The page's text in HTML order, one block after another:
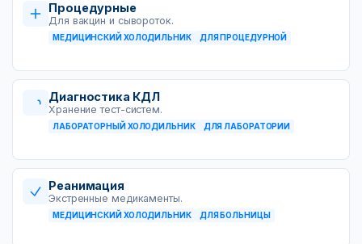
Процедурные
Для вакцин и сывороток.
МЕДИЦИНСКИЙ ХОЛОДИЛЬНИК ДЛЯ ПРОЦЕДУРНОЙ
Диагностика КДЛ
Хранение тест-систем.
ЛАБОРАТОРНЫЙ ХОЛОДИЛЬНИК ДЛЯ ЛАБОРАТОРИИ
Реанимация
Экстренные медикаменты.
МЕДИЦИНСКИЙ ХОЛОДИЛЬНИК ДЛЯ БОЛЬНИЦЫ